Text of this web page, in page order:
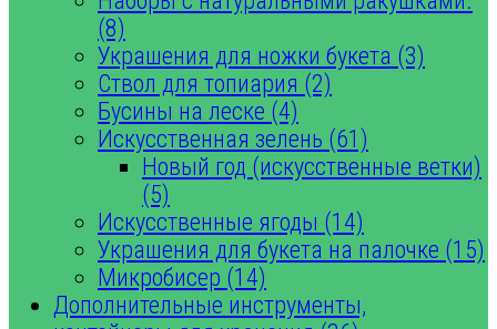
(8)
Украшения для ножки букета (3)
Ствол для топиария (2)
Бусины на леске (4)
Искусственная зелень (61)
Новый год (искусственные ветки)
(5)
Искусственные ягоды (14)
Украшения для букета на палочке (15)
Микробисер (14)
Дополнительные инструменты,